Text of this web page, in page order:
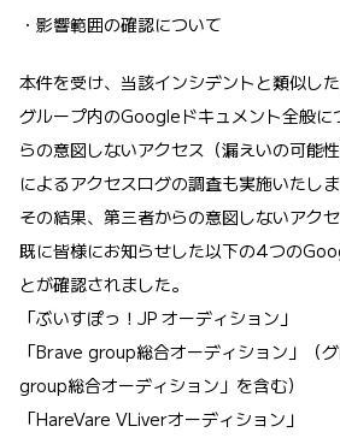
・影響範囲の確認について
本件を受け、当該インシデントと類似し
グループ内のGoogleドキュメント全般に
らの意図しないアクセス（漏えいの可能
によるアクセスログの調査も実施いたしま
その結果、第三者からの意図しないアク
既に皆様にお知らせした以下の4つの
とが確認されました。
「ぶいすぽっ！JP オーディション」
「Brave group総合オーディション」（
group総合オーディション」を含む）
「HareVare VLiverオーディション」